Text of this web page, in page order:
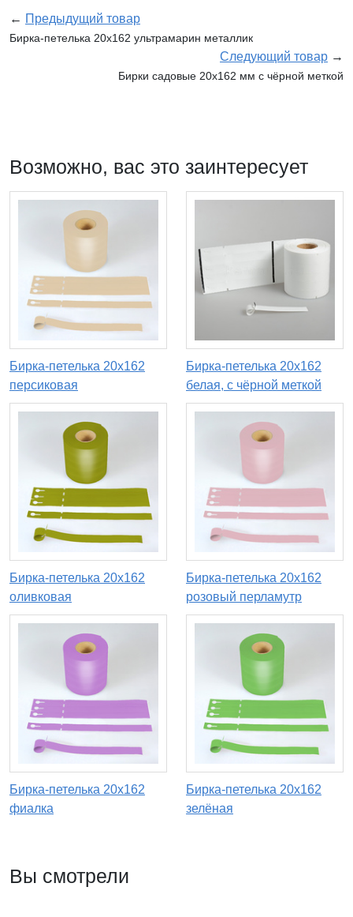
← Предыдущий товар
Бирка-петелька 20х162 ультрамарин металлик
Следующий товар →
Бирки садовые 20х162 мм с чёрной меткой
Возможно, вас это заинтересует
Бирка-петелька 20х162
персиковая
Бирка-петелька 20х162
белая, с чёрной меткой
Бирка-петелька 20х162
оливковая
Бирка-петелька 20х162
розовый перламутр
Бирка-петелька 20х162
фиалка
Бирка-петелька 20х162
зелёная
Вы смотрели